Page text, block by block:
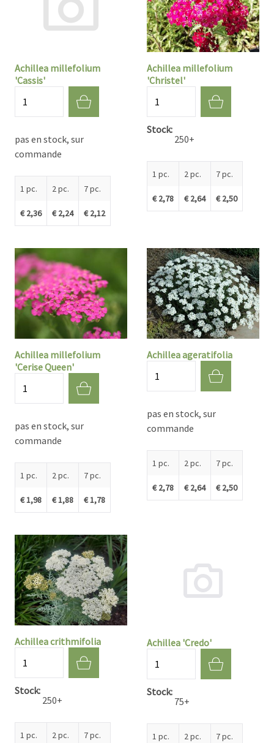
Achillea millefolium
'Cassis'
pas en stock, sur
commande
1 pc.
€ 2,36
2 pc.
€ 2,24
7 pc.
€ 2,12
Achillea millefolium
'Christel'
Stock
250+
1 pc.
€ 2,78
2 pc.
€ 2,64
7 pc.
€ 2,50
Achillea millefolium
'Cerise Queen'
pas en stock, sur
commande
1 pc.
€ 1,98
2 pc.
€ 1,88
7 pc.
€ 1,78
Achillea ageratifolia
pas en stock, sur
commande
1 pc.
€ 2,78
2 pc.
€ 2,64
7 pc.
€ 2,50
Achillea crithmifolia
Stock
250+
1 pc. 2 pc. 7 pc.
Achillea 'Credo'
Stock
75+
1 pc. 2 pc. 7 pc.